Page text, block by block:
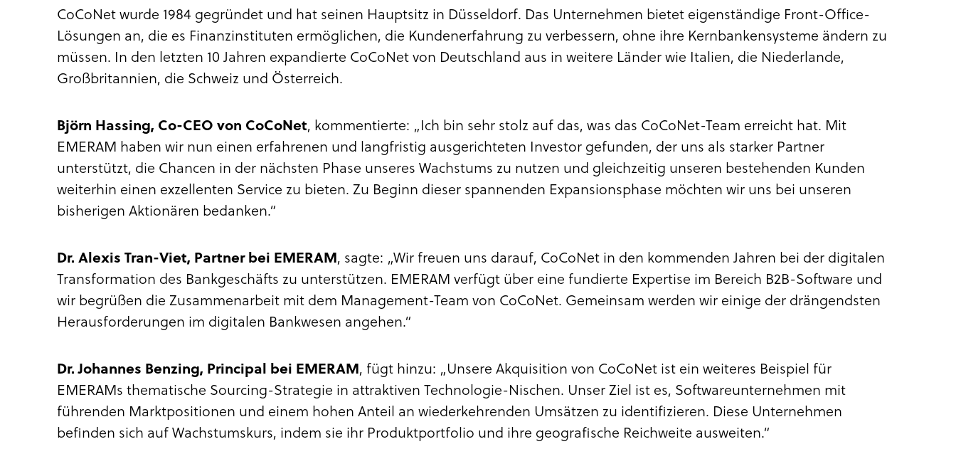
CoCoNet wurde 1984 gegründet und hat seinen Hauptsitz in Düsseldorf. Das Unternehmen bietet eigenständige Front-Office-
Lösungen an, die es Finanzinstituten ermöglichen, die Kundenerfahrung zu verbessern, ohne ihre Kernbankensysteme ändern zu
müssen. In den letzten 10 Jahren expandierte CoCoNet von Deutschland aus in weitere Länder wie Italien, die Niederlande,
Großbritannien, die Schweiz und Österreich.
Björn Hassing, Co-CEO von CoCoNet, kommentierte: „Ich bin sehr stolz auf das, was das CoCoNet-Team erreicht hat. Mit
EMERAM haben wir nun einen erfahrenen und langfristig ausgerichteten Investor gefunden, der uns als starker Partner
unterstützt, die Chancen in der nächsten Phase unseres Wachstums zu nutzen und gleichzeitig unseren bestehenden Kunden
weiterhin einen exzellenten Service zu bieten. Zu Beginn dieser spannenden Expansionsphase möchten wir uns bei unseren
bisherigen Aktionären bedanken.“
Dr. Alexis Tran-Viet, Partner bei EMERAM, sagte: „Wir freuen uns darauf, CoCoNet in den kommenden Jahren bei der digitalen
Transformation des Bankgeschäfts zu unterstützen. EMERAM verfügt über eine fundierte Expertise im Bereich B2B-Software und
wir begrüßen die Zusammenarbeit mit dem Management-Team von CoCoNet. Gemeinsam werden wir einige der drängendsten
Herausforderungen im digitalen Bankwesen angehen.“
Dr. Johannes Benzing, Principal bei EMERAM, fügt hinzu: „Unsere Akquisition von CoCoNet ist ein weiteres Beispiel für
EMERAMs thematische Sourcing-Strategie in attraktiven Technologie-Nischen. Unser Ziel ist es, Softwareunternehmen mit
führenden Marktpositionen und einem hohen Anteil an wiederkehrenden Umsätzen zu identifizieren. Diese Unternehmen
befinden sich auf Wachstumskurs, indem sie ihr Produktportfolio und ihre geografische Reichweite ausweiten.“